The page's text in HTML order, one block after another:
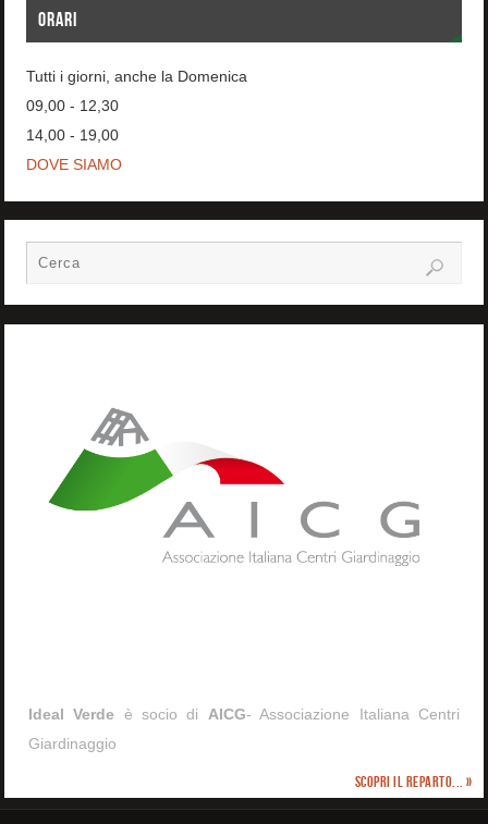
ORARI
Tutti i giorni, anche la Domenica
09,00 - 12,30
14,00 - 19,00
DOVE SIAMO
Ideal Verde è socio di AICG- Associazione Italiana Centri
Giardinaggio
Scopri il reparto... »